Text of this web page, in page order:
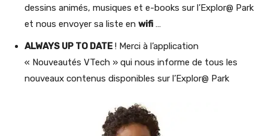
dessins animés, musiques et e-books sur l’Explor@ Park
et nous envoyer sa liste en wifi …
ALWAYS UP TO DATE! Merci à l’application
« Nouveautés VTech » qui nous informe de tous les
nouveaux contenus disponibles sur l’Explor@ Park